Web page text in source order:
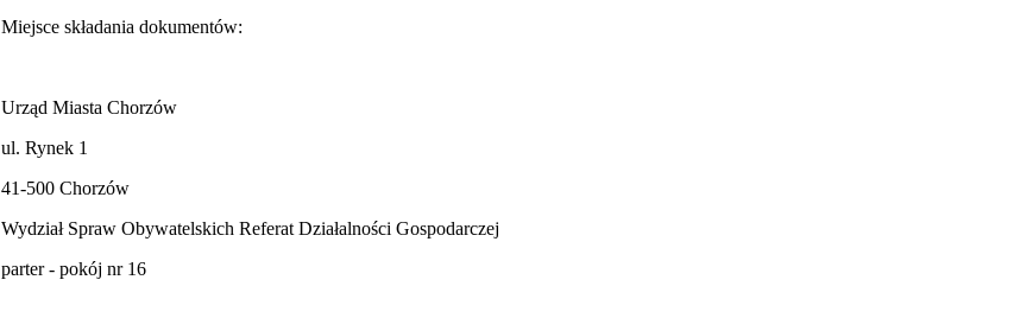
Miejsce składania dokumentów:
Urząd Miasta Chorzów
ul. Rynek 1
41-500 Chorzów
Wydział Spraw Obywatelskich Referat Działalności Gospodarczej
parter - pokój nr 16